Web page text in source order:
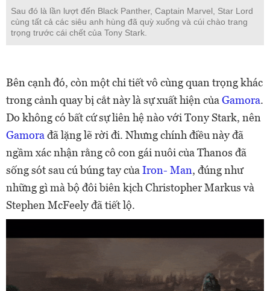
Sau đó là lần lượt đến Black Panther, Captain Marvel, Star Lord
cùng tất cả các siêu anh hùng đã quỳ xuống và cúi chào trang
trọng trước cái chết của Tony Stark.
Bên cạnh đó, còn một chi tiết vô cùng quan trọng khác
trong cảnh quay bị cắt này là sự xuất hiện của Gamora.
Do không có bất cứ sự liên hệ nào với Tony Stark, nên
Gamora đã lặng lẽ rời đi. Nhưng chính điều này đã
ngầm xác nhận rằng cô con gái nuôi của Thanos đã
sống sót sau cú búng tay của Iron- Man, đúng như
những gì mà bộ đôi biên kịch Christopher Markus và
Stephen McFeely đã tiết lộ.